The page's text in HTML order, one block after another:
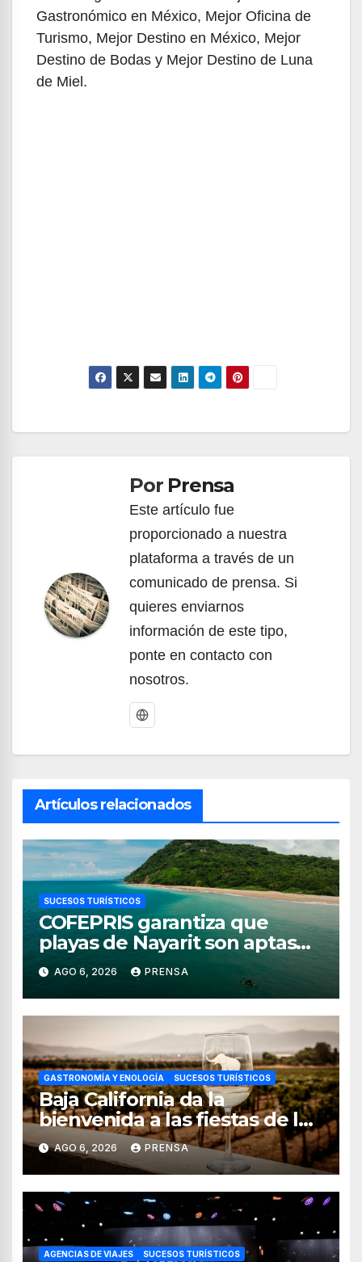
Gastronómico en México, Mejor Oficina de
Turismo, Mejor Destino en México, Mejor
Destino de Bodas y Mejor Destino de Luna
de Miel.
Navegación
entradasPor Prensa
Este artículo fue
proporcionado a nuestra
plataforma a través de un
comunicado de prensa. Si
quieres enviarnos
información de este tipo,
ponte en contacto con
nosotros.
Artículos relacionados
SUCESOS TURÍSTICOS
COFEPRIS garantiza que
playas de Nayarit son aptas
para uso recreativo
AGO 6, 2026 PRENSA
GASTRONOMÍA Y ENOLOGÍA SUCESOS TURÍSTICOS
Baja California da la
bienvenida a las fiestas de la
vendimia 2026
AGO 6, 2026 PRENSA
AGENCIAS DE VIAJES SUCESOS TURÍSTICOS